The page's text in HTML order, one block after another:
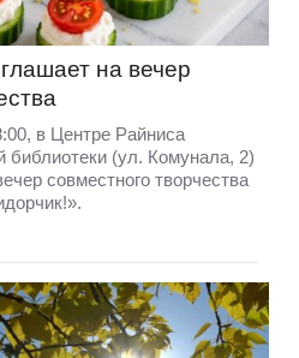
на вечер
в Центре Райниса
библиотеки (ул. Комунала, 2)
совместного творчества